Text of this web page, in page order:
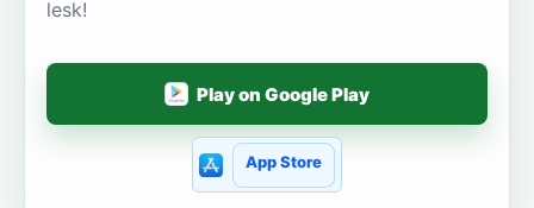
lesk!
Play on Google Play
App Store